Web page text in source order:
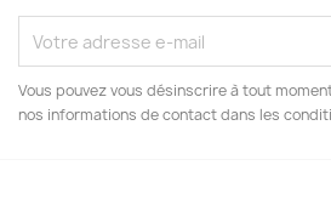
Vous pouvez vous désinscrire à tout
nos informations de contact dans les